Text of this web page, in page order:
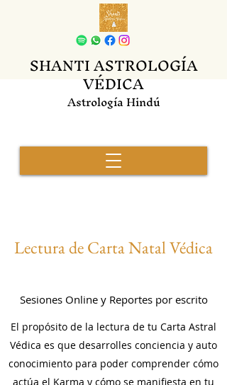
SHANTI ASTROLOGÍA
VÉDICA
Astrología Hindú
Lectura de Carta Natal Védica
Sesiones Online y Reportes por escrito
El propósito de la lectura de tu Carta Astral
Védica es que desarrolles conciencia y auto
conocimiento para poder comprender cómo
actúa el Karma y cómo se manifiesta en tu